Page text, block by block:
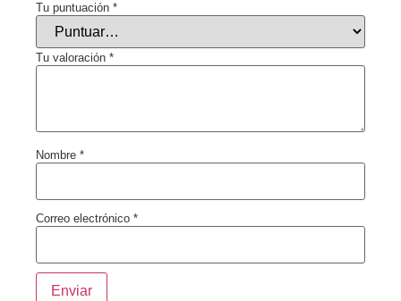
Tu puntuación *
Tu valoración *
Nombre *
Correo electrónico *